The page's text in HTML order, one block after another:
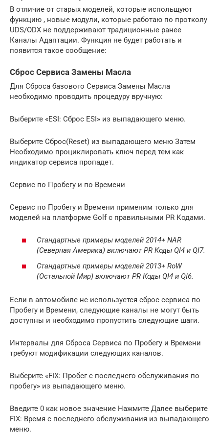
В отличие от старых моделей, которые испольщуют
функцию , новые модули, которые работаю по протколу
UDS/ODX не поддерживают традиционные ранее
Каналы Адаптации. Функция не будет работать и
появится такое сообщение:
Сброс Сервиса Замены Масла
Для Сброса базового Сервиса Замены Масла
необходимо проводить процедуру вручную:
Выберите «ESI: Сброс ESI» из выпадающего меню.
Выберите Сброс(Reset) из выпадающего меню Затем
Необходимо проциклировать ключ перед тем как
индикатор сервиса пропадет.
Сервис по Пробегу и по Времени
Сервис по Пробегу и Времени применим только для
моделей на платформе Golf с правильными PR Кодами.
Стандартные примеры моделей 2014+ NAR
(Северная Америка) включают PR Коды QI4 и QI7.
Стандартные примеры моделей 2013+ RoW
(Остальной Мир) включают PR Коды QI4 и QI6.
Если в автомобиле не используется сброс сервиса по
Пробегу и Времени, следующие каналы не могут быть
доступны и необходимо пропустить следующие шаги.
Интервалы для Сброса Сервиса по Пробегу и Времени
требуют модификации следующих каналов.
Выберите «FIX: Пробег с последнего обслуживания по
пробегу» из выпадающего меню.
Введите 0 как новое значение Нажмите Далее выберите
FIX: Время с последнего обслуживания из выпадающего
меню.